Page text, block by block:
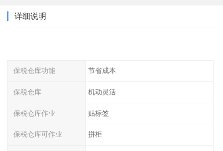
详细说明
保税仓库功能 节省成本
保税仓库 机动灵活
保税仓库作业 贴标签
保税仓库可作业 拼柜